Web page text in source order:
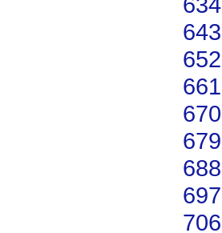
643
652
661
670
679
688
697
706